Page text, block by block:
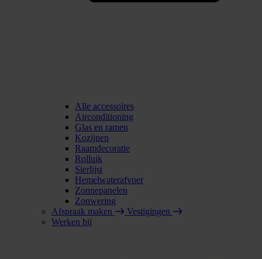
Alle accessoires
Airconditioning
Glas en ramen
Kozijnen
Raamdecoratie
Rolluik
Sierlijst
Hemelwaterafvoer
Zonnepanelen
Zonwering
Afspraak maken
Vestigingen
Werken bij